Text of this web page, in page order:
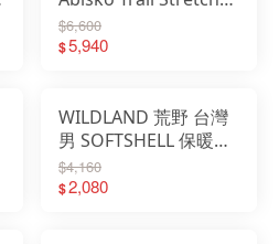
登山健行長褲
12200163
$6,600
$5,940
WILDLAND 荒野 台灣
男 SOFTSHELL 保暖長
褲 0B12322
$4,160
$2,080